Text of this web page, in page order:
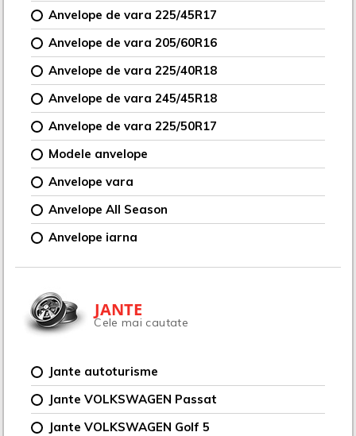
Anvelope de vara 225/45R17
Anvelope de vara 205/60R16
Anvelope de vara 225/40R18
Anvelope de vara 245/45R18
Anvelope de vara 225/50R17
Modele anvelope
Anvelope vara
Anvelope All Season
Anvelope iarna
JANTE
Cele mai cautate
Jante autoturisme
Jante VOLKSWAGEN Passat
Jante VOLKSWAGEN Golf 5